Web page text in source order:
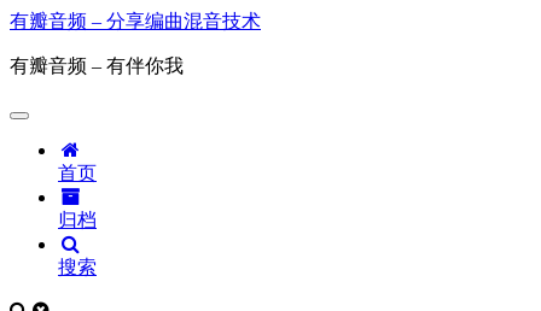
有瓣音频 – 分享编曲混音技术
有瓣音频 – 有伴你我
首页
归档
搜索